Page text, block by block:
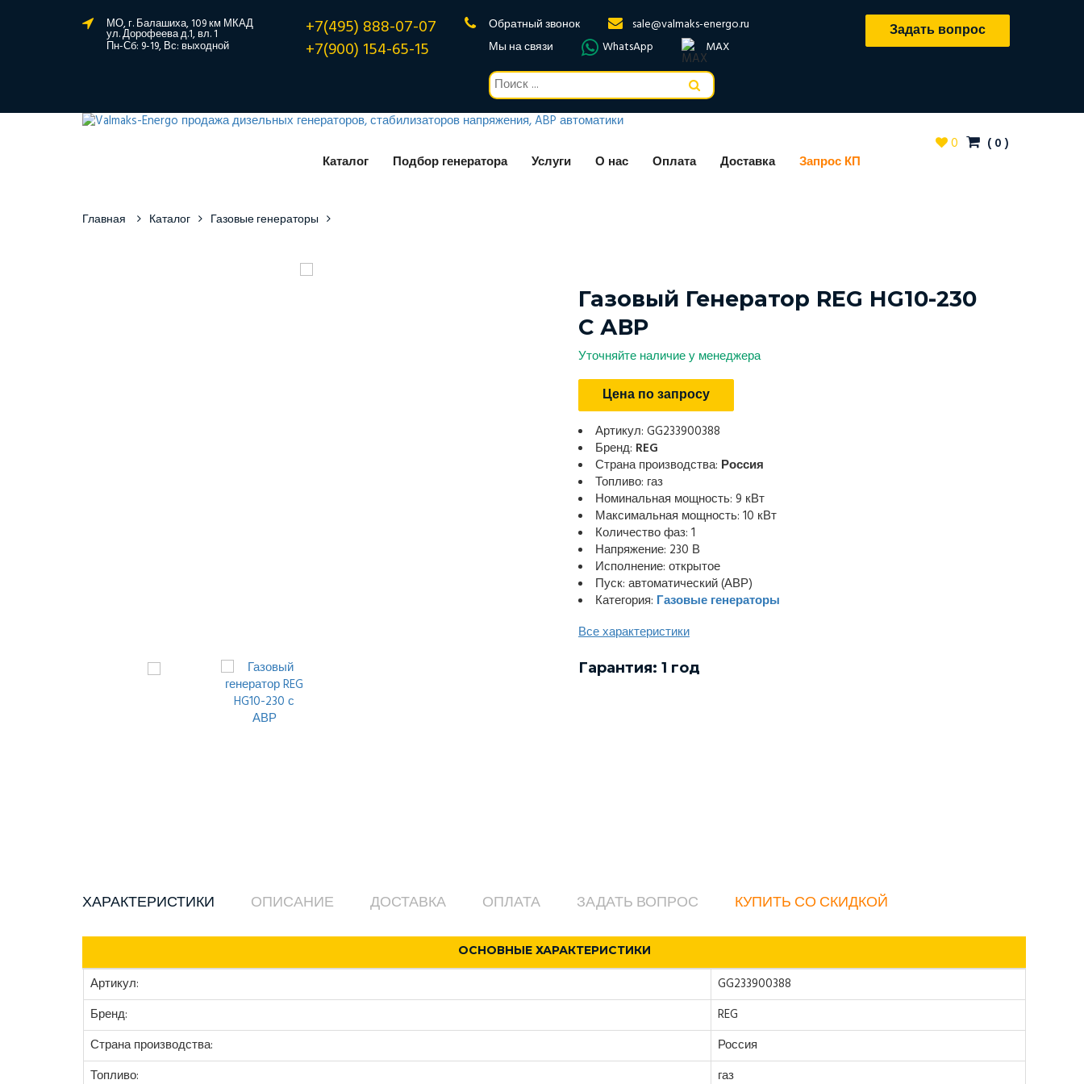
МО, г. Балашиха, 109 км МКАД
ул. Дорофеева д.1, вл. 1
Пн-Сб: 9-19, Вс: выходной
+7(495) 888-07-07
+7(900) 154-65-15
Обратный звонок
sale@valmaks-energo.ru
Мы на связи
WhatsApp MAX
Задать вопрос
Каталог Подбор генератора Услуги О нас Оплата Доставка Запрос КП
0 ( 0)
Главная Каталог Газовые генераторы
Газовый Генератор REG HG10-230
С АВР
Уточняйте наличие у менеджера
Цена по запросу
Артикул: GG233900388
Бренд: REG
Страна производства: Россия
Топливо: газ
Номинальная мощность: 9 кВт
Максимальная мощность: 10 кВт
Количество фаз: 1
Напряжение: 230 В
Исполнение: открытое
Пуск: автоматический (АВР)
Категория: Газовые генераторы
Все характеристики
Гарантия: 1 год
ХАРАКТЕРИСТИКИ ОПИСАНИЕ ДОСТАВКА ОПЛАТА ЗАДАТЬ ВОПРОС КУПИТЬ СО СКИДКОЙ
ОСНОВНЫЕ ХАРАКТЕРИСТИКИ
Артикул:
GG233900388
Бренд:
REG
Страна производства:
Россия
Топливо:
газ